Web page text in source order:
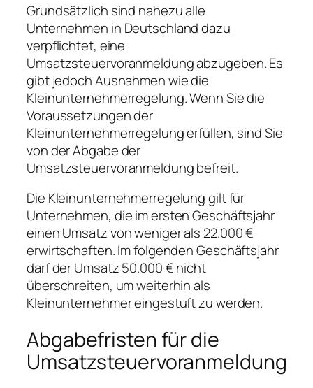
Grundsätzlich sind nahezu alle
Unternehmen in Deutschland dazu
verpflichtet, eine
Umsatzsteuervoranmeldung abzugeben. Es
gibt jedoch Ausnahmen wie die
Kleinunternehmerregelung. Wenn Sie die
Voraussetzungen der
Kleinunternehmerregelung erfüllen, sind Sie
von der Abgabe der
Umsatzsteuervoranmeldung befreit.
Die Kleinunternehmerregelung gilt für
Unternehmen, die im ersten Geschäftsjahr
einen Umsatz von weniger als 22.000 €
erwirtschaften. Im folgenden Geschäftsjahr
darf der Umsatz 50.000 € nicht
überschreiten, um weiterhin als
Kleinunternehmer eingestuft zu werden.
Abgabefristen für die
Umsatzsteuervoranmeldung